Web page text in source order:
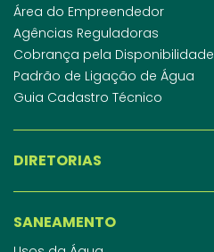
Área do Empreendedor
Agências Reguladoras
Cobrança pela Disponibilidade
Padrão de Ligação de Água
Guia Cadastro Técnico
DIRETORIAS
SANEAMENTO